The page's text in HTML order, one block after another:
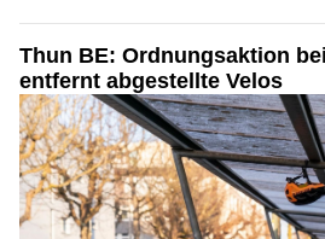
Thun BE: Ordnungsaktion
entfernt abgestellte Velos